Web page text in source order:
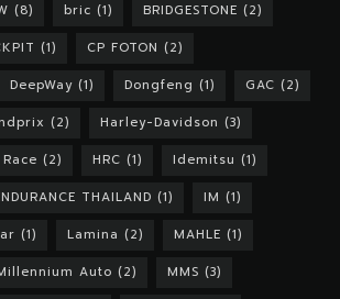
(8) bric (1) BRIDGESTONE (2)
(1) CP FOTON (2)
DeepWay (1) Dongfeng (1) GAC (2)
(2) Harley-Davidson (3)
(2) HRC (1) Idemitsu (1)
THAILAND (1) IM (1)
(1) Lamina (2) MAHLE (1)
Auto (2) MMS (3)